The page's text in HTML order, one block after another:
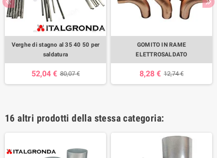
Verghe di stagno al 35 40 50 per
saldatura
52,04 € 80,07 €
GOMITO IN RAME
ELETTROSALDATO
8,28 € 12,74 €
16 altri prodotti della stessa categoria: